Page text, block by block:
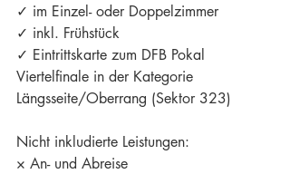
✓ im Einzel- oder Doppelzimmer
✓ inkl. Frühstück
✓ Eintrittskarte zum DFB Pokal
Viertelfinale in der Kategorie
Längsseite/Oberrang (Sektor 323)
Nicht inkludierte Leistungen:
× An- und Abreise